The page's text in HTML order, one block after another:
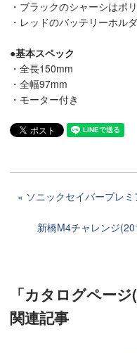
・ブラックのシャーシはポ
・レッドのバッテリーホル
●基本スペック
・全長150mm
・全幅97mm
・モーター付き
ソニックセイバープレ
新橋M4チャレンジ
「カタログペー
関連記事